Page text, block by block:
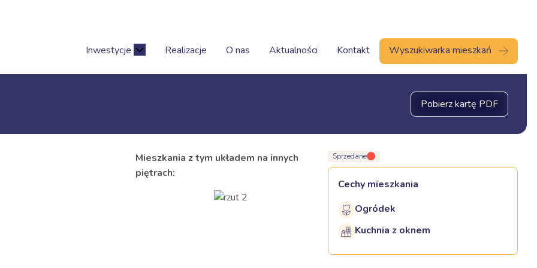
Inwestycje Realizacje O nas Aktualności Kontakt Wyszukiwarka mieszkań
Pobierz kartę PDF
Mieszkania z tym układem na innych
piętrach:
Sprzedane
Cechy mieszkania
Ogródek
Kuchnia z oknem